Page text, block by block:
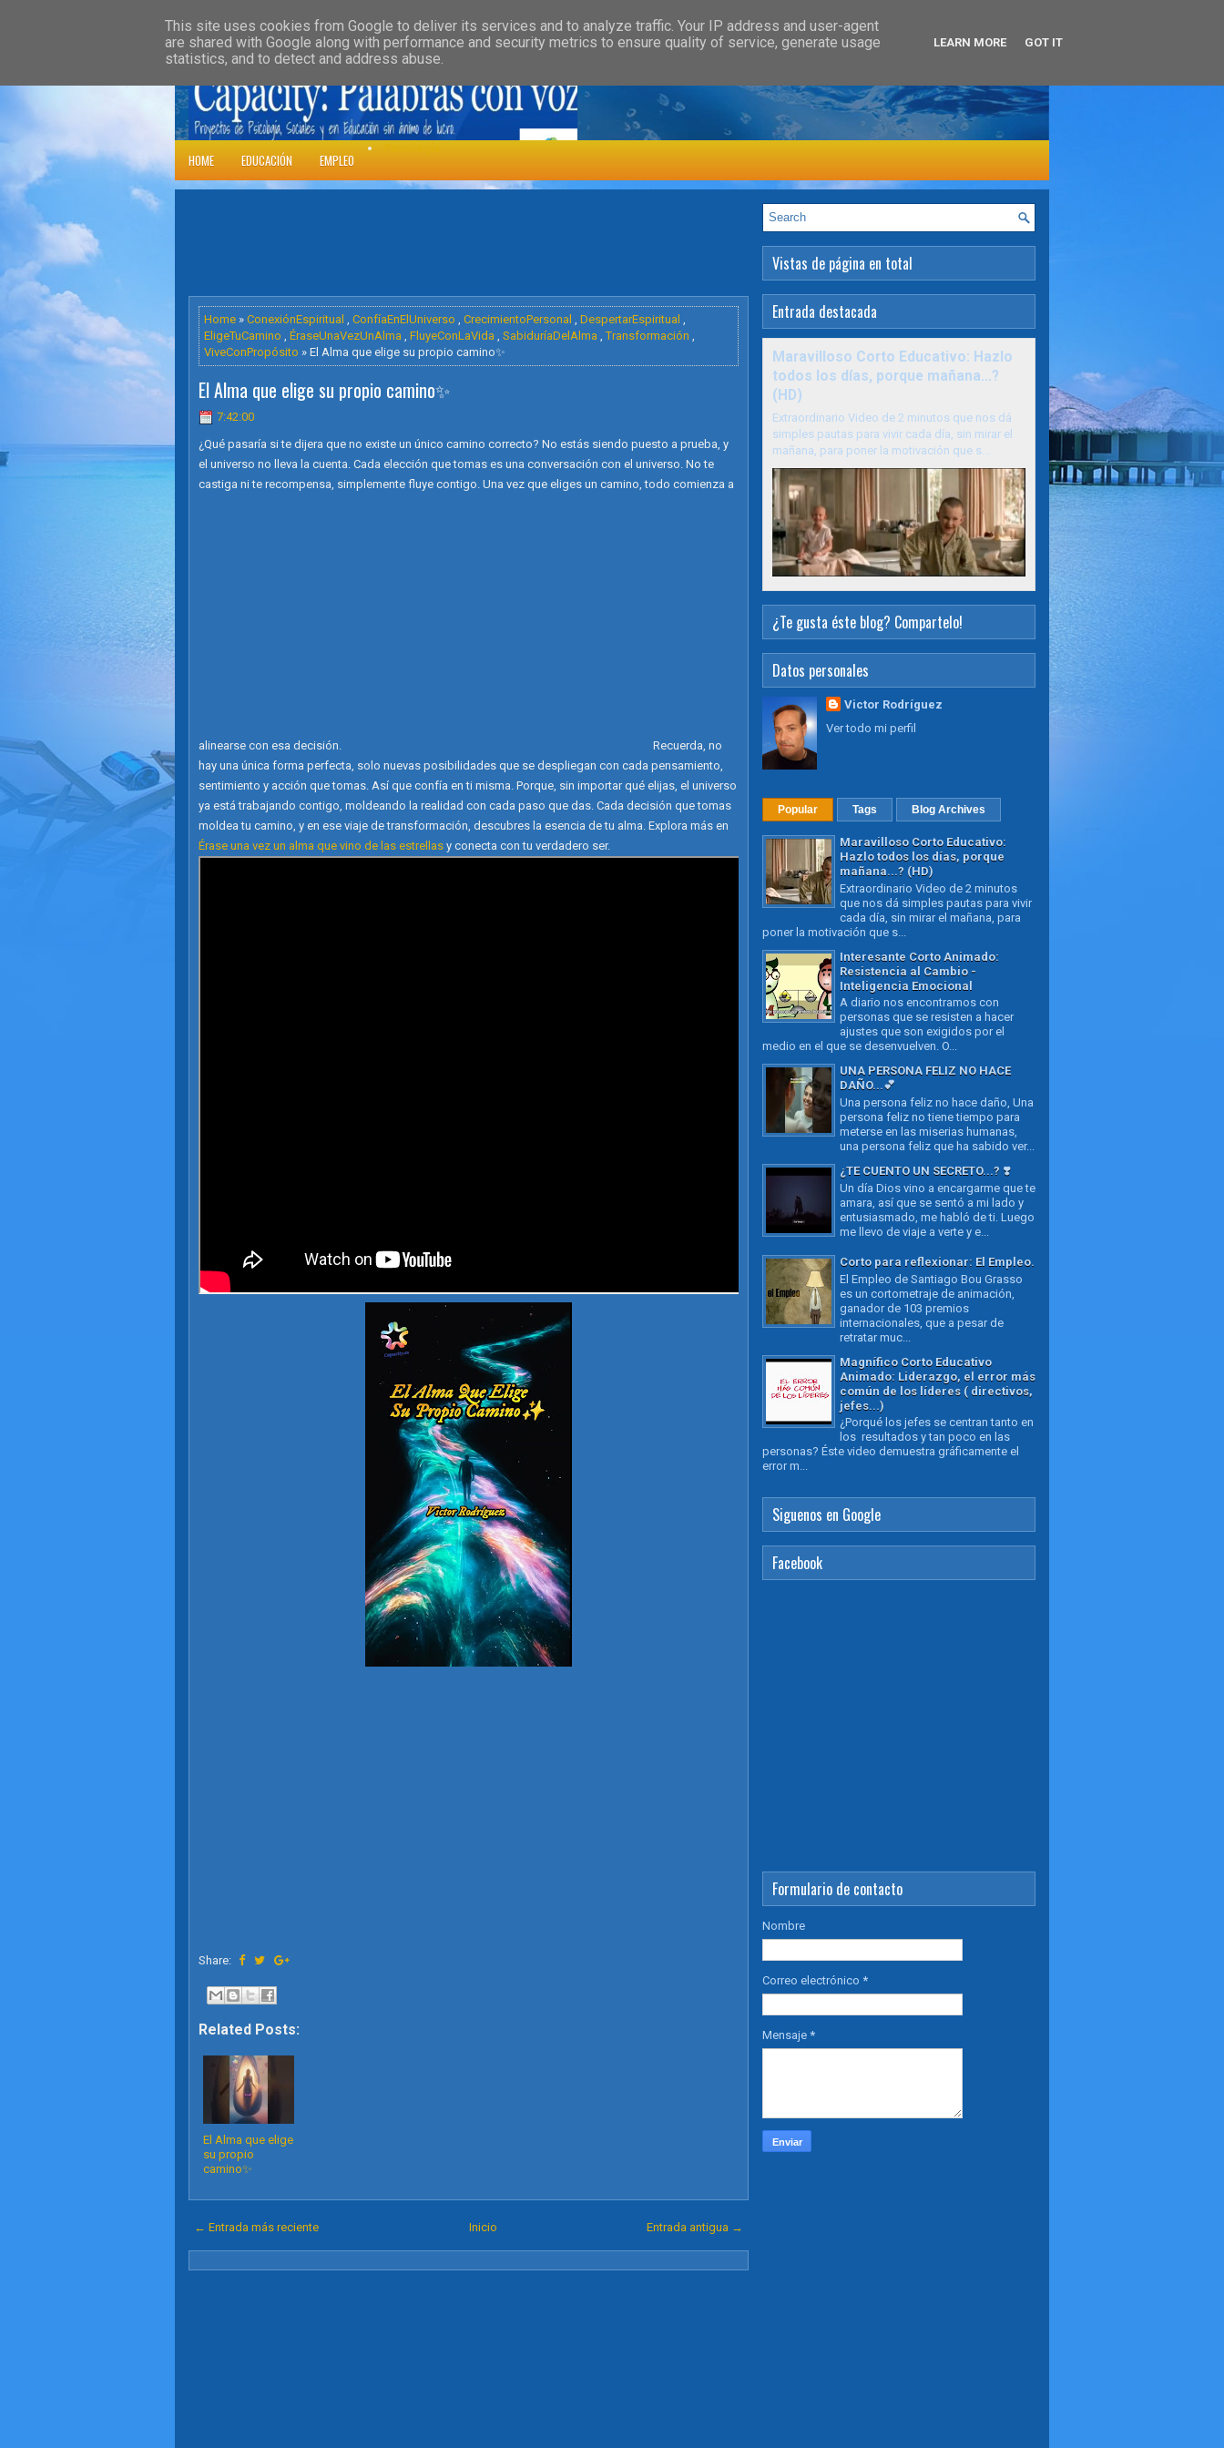
HOME DOWNLOADS » PARENT CATEGORY » FEATURED HEALTH »
HOME EDUCACIÓN EMPLEO
Home » ConexiónEspiritual , ConfíaEnElUniverso , CrecimientoPersonal , DespertarEspiritual ,
EligeTuCamino , ÉraseUnaVezUnAlma , FluyeConLaVida , SabiduríaDelAlma ,Transformación ,
ViveConPropósito » El Alma que elige su propio camino✨️
El Alma que elige su propio camino✨️
7:42:00
¿Qué pasaría si te dijera que no existe un único camino correcto? No estás siendo puesto a prueba, y
el universo no lleva la cuenta. Cada elección que tomas es una conversación con el universo. No te
castiga ni te recompensa, simplemente fluye contigo. Una vez que eliges un camino, todo comienza a
alinearse con esa decisión.
Recuerda, no
hay una única forma perfecta, solo nuevas posibilidades que se despliegan con cada pensamiento,
sentimiento y acción que tomas. Así que confía en ti misma. Porque, sin importar qué elijas, el universo
ya está trabajando contigo, moldeando la realidad con cada paso que das. Cada decisión que tomas
moldea tu camino, y en ese viaje de transformación, descubres la esencia de tu alma. Explora más en
Érase una vez un alma que vino de las estrellas y conecta con tu verdadero ser.
Share:
Related Posts:
El Alma que elige
su propio
camino✨️
← Entrada más reciente Entrada antigua →
Inicio
Vistas de página en total
Entrada destacada
Maravilloso Corto Educativo: Hazlo
todos los días, porque mañana...?
(HD)
Extraordinario Video de 2 minutos que nos dá
simples pautas para vivir cada día, sin mirar el
mañana, para poner la motivación que s...
¿Te gusta éste blog? Compartelo!
Datos personales
Victor Rodríguez
Ver todo mi perfil
Popular Tags Blog Archives
Maravilloso Corto Educativo:
Hazlo todos los días, porque
mañana...? (HD)
Extraordinario Video de 2 minutos
que nos dá simples pautas para vivir
cada día, sin mirar el mañana, para
poner la motivación que s...
Interesante Corto Animado:
Resistencia al Cambio -
Inteligencia Emocional
A diario nos encontramos con
personas que se resisten a hacer
ajustes que son exigidos por el
medio en el que se desenvuelven. O...
UNA PERSONA FELIZ NO HACE
DAÑO...💕
Una persona feliz no hace daño, Una
persona feliz no tiene tiempo para
meterse en las miserias humanas,
una persona feliz que ha sabido ver...
¿TE CUENTO UN SECRETO...? ❣️
Un día Dios vino a encargarme que te
amara, así que se sentó a mi lado y
entusiasmado, me habló de ti. Luego
me llevo de viaje a verte y e...
Corto para reflexionar: El Empleo.
El Empleo de Santiago Bou Grasso
es un cortometraje de animación,
ganador de 103 premios
internacionales, que a pesar de
retratar muc...
Magnífico Corto Educativo
Animado: Liderazgo, el error más
común de los líderes ( directivos,
jefes...)
¿Porqué los jefes se centran tanto en
los resultados y tan poco en las
personas? Éste video demuestra gráficamente el
error m...
Siguenos en Google
Facebook
Formulario de contacto
Nombre
Correo electrónico *
Mensaje *
This site uses cookies from Google to deliver its services and to analyze traffic. Your IP address and user-agent
are shared with Google along with performance and security metrics to ensure quality of service, generate usage
statistics, and to detect and address abuse.
LEARN MORE GOT IT